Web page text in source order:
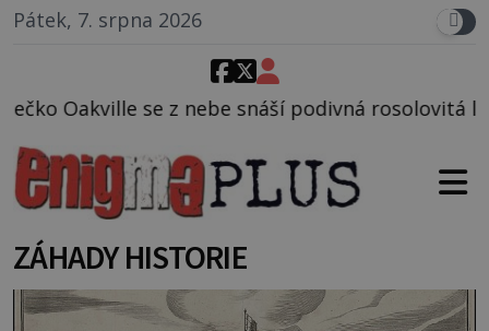
Pátek, 7. srpna 2026
podivná rosolovitá látka neznámého původu.
ZÁHADY HISTORIE